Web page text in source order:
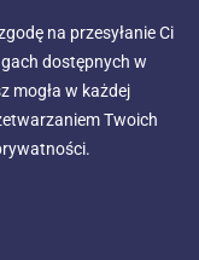
na przesyłanie Ci
dostępnych w
mogła w każdej
Twoich